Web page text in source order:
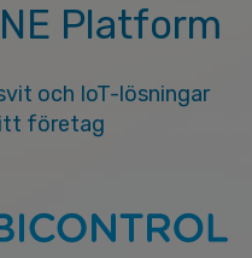
Platform
och IoT-lösningar
företag